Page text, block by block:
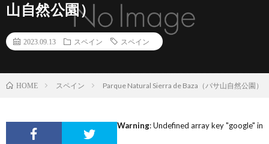
山自然公園）
2023.09.13 スペイン スペイン
HOME スペイン Parque Natural Sierra de Baza（バサ山自然公園）
Warning: Undefined array key "google" in